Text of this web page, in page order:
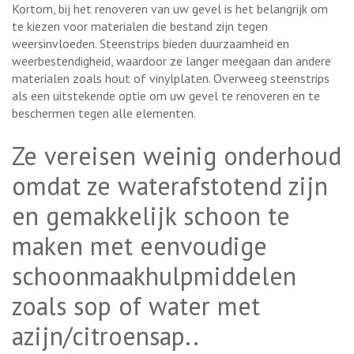
Kortom, bij het renoveren van uw gevel is het belangrijk om
te kiezen voor materialen die bestand zijn tegen
weersinvloeden. Steenstrips bieden duurzaamheid en
weerbestendigheid, waardoor ze langer meegaan dan andere
materialen zoals hout of vinylplaten. Overweeg steenstrips
als een uitstekende optie om uw gevel te renoveren en te
beschermen tegen alle elementen.
Ze vereisen weinig onderhoud
omdat ze waterafstotend zijn
en gemakkelijk schoon te
maken met eenvoudige
schoonmaakhulpmiddelen
zoals sop of water met
azijn/citroensap..